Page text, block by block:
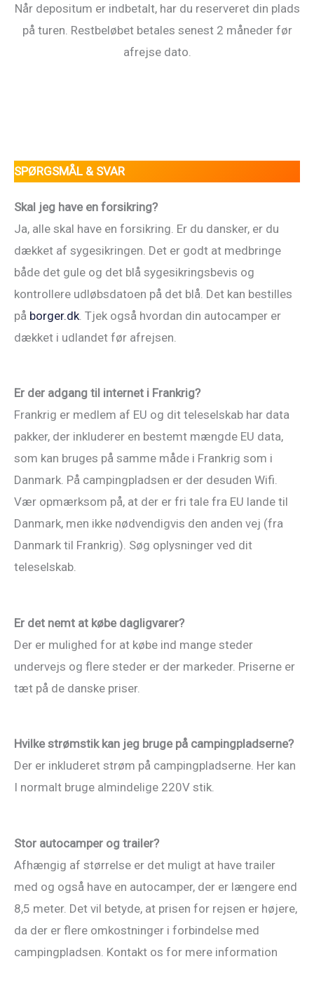
Når depositum er indbetalt, har du reserveret din plads
på turen. Restbeløbet betales senest 2 måneder før
afrejse dato.
SPØRGSMÅL & SVAR
Skal jeg have en forsikring?
Ja, alle skal have en forsikring. Er du dansker, er du
dækket af sygesikringen. Det er godt at medbringe
både det gule og det blå sygesikringsbevis og
kontrollere udløbsdatoen på det blå. Det kan bestilles
på borger.dk . Tjek også hvordan din autocamper er
dækket i udlandet før afrejsen.
Er der adgang til internet i Frankrig?
Frankrig er medlem af EU og dit teleselskab har data
pakker, der inkluderer en bestemt mængde EU data,
som kan bruges på samme måde i Frankrig som i
Danmark. På campingpladsen er der desuden Wifi.
Vær opmærksom på, at der er fri tale fra EU lande til
Danmark, men ikke nødvendigvis den anden vej (fra
Danmark til Frankrig). Søg oplysninger ved dit
teleselskab.
Er det nemt at købe dagligvarer?
Der er mulighed for at købe ind mange steder
undervejs og flere steder er der markeder. Priserne er
tæt på de danske priser.
Hvilke strømstik kan jeg bruge på campingpladserne?
Der er inkluderet strøm på campingpladserne. Her kan
I normalt bruge almindelige 220V stik.
Stor autocamper og trailer?
Afhængig af størrelse er det muligt at have trailer
med og også have en autocamper, der er længere end
8,5 meter. Det vil betyde, at prisen for rejsen er højere,
da der er flere omkostninger i forbindelse med
campingpladsen. Kontakt os for mere information